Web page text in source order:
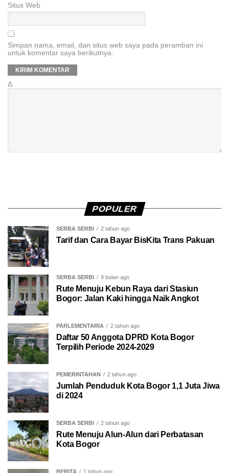
Situs Web
Simpan nama, email, dan situs web saya pada peramban ini
untuk komentar saya berikutnya.
Δ
POPULER
SERBA SERBI 2 tahun ago
Tarif dan Cara Bayar BisKita Trans Pakuan
SERBA SERBI 9 bulan ago
Rute Menuju Kebun Raya dari Stasiun
Bogor: Jalan Kaki hingga Naik Angkot
PARLEMENTARIA 2 tahun ago
Daftar 50 Anggota DPRD Kota Bogor
Terpilih Periode 2024-2029
PEMERINTAHAN 2 tahun ago
Jumlah Penduduk Kota Bogor 1,1 Juta Jiwa
di 2024
SERBA SERBI 2 tahun ago
Rute Menuju Alun-Alun dari Perbatasan
Kota Bogor
BERITA 1 tahun ago